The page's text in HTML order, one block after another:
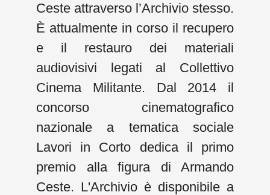
Ceste attraverso l’Archivio stesso.
È attualmente in corso il recupero
e il restauro dei materiali
audiovisivi legati al Collettivo
Cinema Militante. Dal 2014 il
concorso cinematografico
nazionale a tematica sociale
Lavori in Corto dedica il primo
premio alla figura di Armando
Ceste. L'Archivio è disponibile a